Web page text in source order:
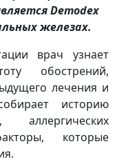
Demodex
железах.
врач узнает
обострений,
лечения и
историю
аллергических
которые